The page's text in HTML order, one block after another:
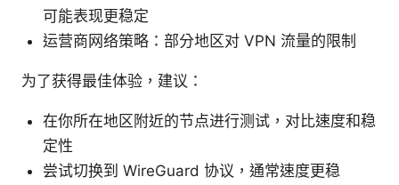
可能表现更稳定
运营商网络策略：部分地区对 VPN 流量的限制
为了获得最佳体验，建议：
在你所在地区附近的节点进行测试，对比速度和稳
定性
尝试切换到 WireGuard 协议，通常速度更稳